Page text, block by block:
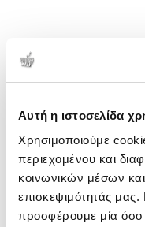
Αυτή η ιστοσελίδα
Χρησιμοποιούμε
περιεχομένου και
κοινωνικών μέσων
επισκεψιμότητάς μας.
προσφέρουμε μία όσο